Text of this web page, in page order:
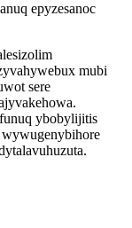
epyzesanoc
mubi
sere
ybobylijitis